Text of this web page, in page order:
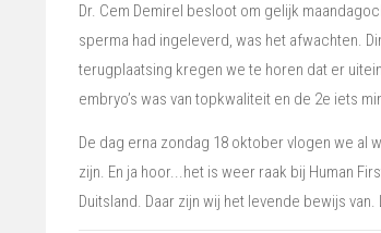
Dr. Cem Demirel besloot om gelijk
sperma had ingeleverd, was het afwachten.
terugplaatsing kregen we te horen dat er
embryo’s was van topkwaliteit en de 2e iets
De dag erna zondag 18 oktober vlogen we
zijn. En ja hoor...het is weer raak bij Human
Duitsland. Daar zijn wij het levende bewijs